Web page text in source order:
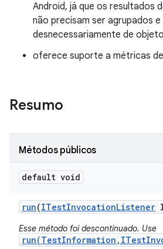
Android, já que os resultados
não precisam ser agrupados
desnecessariamente de
oferece suporte a métricas
Resumo
Métodos públicos
default void
run(ITestInvocationListener
Esse método foi descontinuado. Use